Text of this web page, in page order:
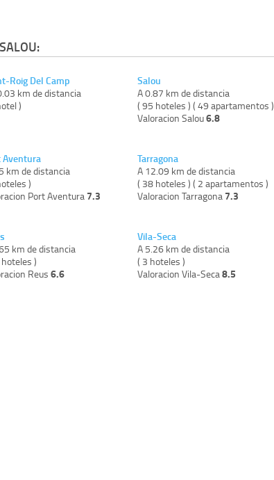
Roig Del Camp
km de distancia
)
Aventura
km de distancia
)
Port Aventura 7.3
km de distancia
)
Reus 6.6
Salou
A 0.87 km de distancia
( 95 hoteles ) ( 49 apartamentos )
Valoracion Salou6.8
Tarragona
A 12.09 km de distancia
( 38 hoteles ) ( 2 apartamentos )
Valoracion Tarragona 7.3
Vila-Seca
A 5.26 km de distancia
( 3 hoteles )
Valoracion Vila-Seca8.5